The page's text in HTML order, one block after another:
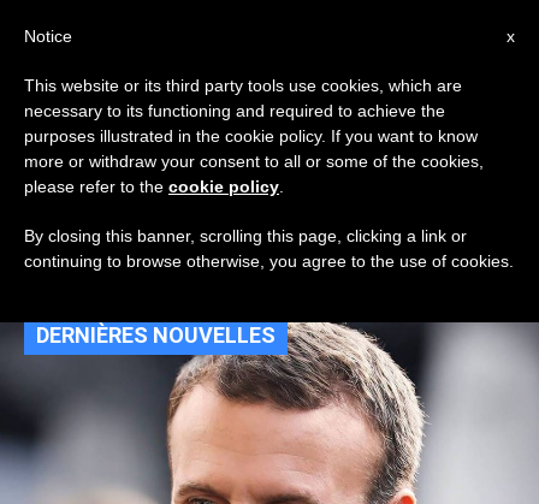
TAG
Posts Tagged ‘كرسي
بطرس’
DERNIÈRES NOUVELLES
x
Notice
This website or its third party tools use cookies, which are
necessary to its functioning and required to achieve the
purposes illustrated in the cookie policy. If you want to know
more or withdraw your consent to all or some of the cookies,
please refer to the cookie policy
By closing this banner, scrolling this page, clicking a link or
continuing to browse otherwise, you agree to the use of cookies.